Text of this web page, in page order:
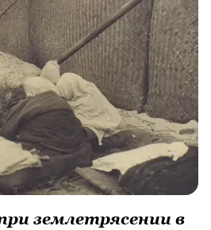
землетрясении в